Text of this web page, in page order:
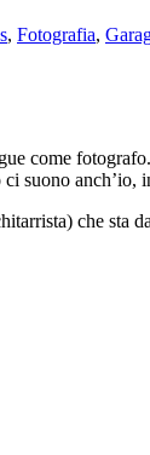
, Fotografia,
come
suono anch’io,
che sta